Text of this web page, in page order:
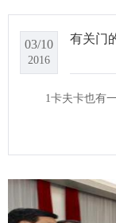
03/10
2016
有关门
1卡夫卡也有一